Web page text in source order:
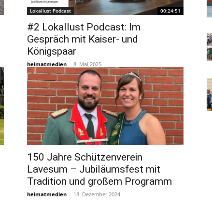
Lokallust Podcast 00:24:51
#2 Lokallust Podcast: Im
Gespräch mit Kaiser- und
Königspaar
heimatmedien - 8. Mai 2025
150 Jahre Schützenverein
Lavesum – Jubiläumsfest mit
Tradition und großem Programm
heimatmedien - 18. Dezember 2024